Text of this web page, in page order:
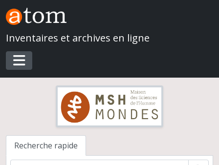
Skip to main content
Inventaires et archives en ligne
Toggle navigation
Recherche rapide